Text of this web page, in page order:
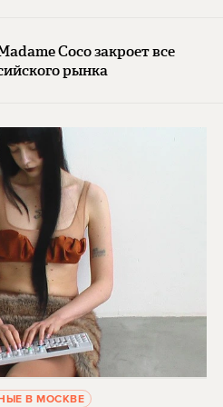
Coco закроет все
рынка
В МОСКВЕ